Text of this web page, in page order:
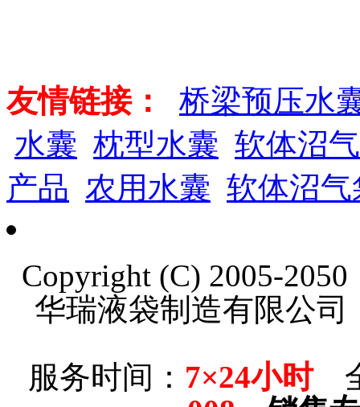
友情链接：
桥梁预压水
水囊 枕型水囊 软体沼
产品 农用水囊 软体沼
Copyright (C) 2005-
华瑞液袋制造有限公
服务时间： 7×24小时全